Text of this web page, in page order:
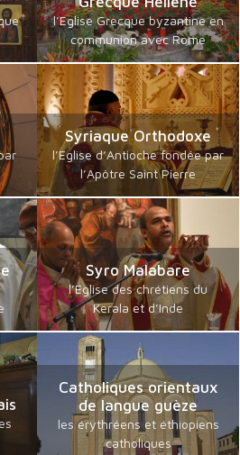
l’Eglise Grecque byzantine en
communion avec Rome
Syriaque Orthodoxe
l’Eglise d’Antioche fondée par
l’Apôtre Saint Pierre
Syro Malabare
l’Eglise des chrétiens du
Kerala et d’Inde
Catholiques orientaux
de langue guèze
les érythréens et éthiopiens
catholiques